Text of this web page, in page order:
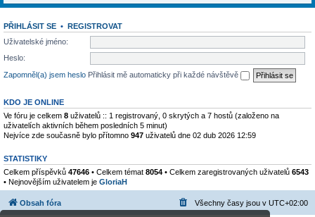
PŘIHLÁSIT SE • REGISTROVAT
Uživatelské jméno:
Heslo:
Zapomněl(a) jsem heslo Přihlásit mě automaticky při každé návštěvě
KDO JE ONLINE
Ve fóru je celkem 8 uživatelů :: 1 registrovaný, 0 skrytých a 7 hostů (založeno na
uživatelích aktivních během posledních 5 minut)
Nejvíce zde současně bylo přítomno 947 uživatelů dne 02 dub 2026 12:59
STATISTIKY
Celkem příspěvků 47646 • Celkem témat 8054 • Celkem zaregistrovaných uživatelů 6543
• Nejnovějším uživatelem je GloriaH
Obsah fóra Všechny časy jsou v UTC+02:00